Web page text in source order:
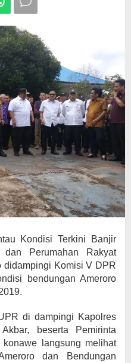
Kondisi Terkini Banjir
Perumahan Rakyat
didampingi Komisi V DPR
bendungan Ameroro
di dampingi Kapolres
beserta Pemirinta
langsung melihat
dan Bendungan